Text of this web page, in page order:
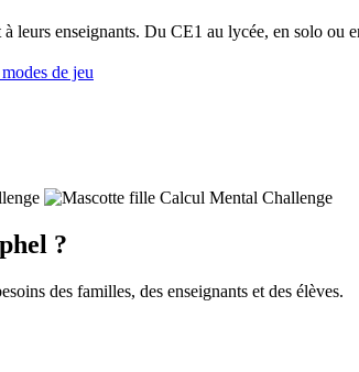
leurs enseignants. Du CE1 au lycée, en solo ou
de jeu
?
des familles, des enseignants et des élèves.